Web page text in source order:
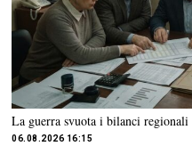
La guerra svuota i bilanci
06.08.2026 16:15